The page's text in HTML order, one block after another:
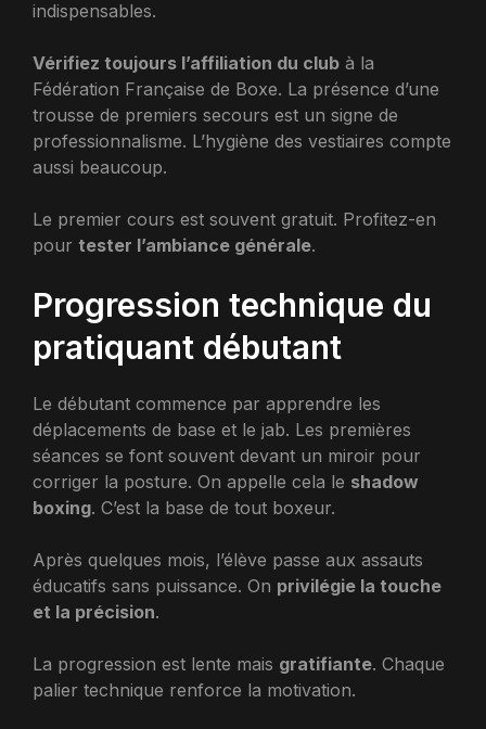
indispensables.
Vérifiez toujours l’affiliation du club à la
Fédération Française de Boxe. La présence d’une
trousse de premiers secours est un signe de
professionnalisme. L’hygiène des vestiaires compte
aussi beaucoup.
Le premier cours est souvent gratuit. Profitez-en
pour tester l’ambiance générale.
Progression technique du
pratiquant débutant
Le débutant commence par apprendre les
déplacements de base et le jab. Les premières
séances se font souvent devant un miroir pour
corriger la posture. On appelle cela le shadow
boxing. C’est la base de tout boxeur.
Après quelques mois, l’élève passe aux assauts
éducatifs sans puissance. On privilégie la touche
et la précision.
La progression est lente mais gratifiante. Chaque
palier technique renforce la motivation.